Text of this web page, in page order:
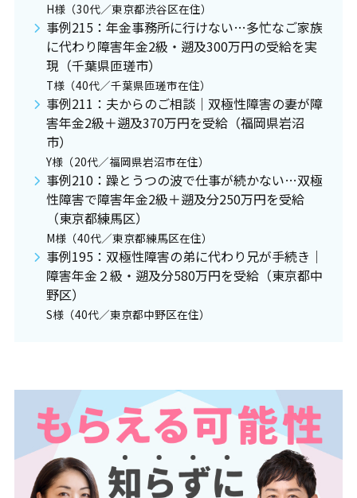
H様（30代／東京都渋谷区在住）
事例215：年金事務所に行けない…多忙なご家族
に代わり障害年金2級・遡及300万円の受給を実
現（千葉県匝瑳市）
T様（40代／千葉県匝瑳市在住）
事例211：夫からのご相談｜双極性障害の妻が障
害年金2級＋遡及370万円を受給（福岡県岩沼
市）
Y様（20代／福岡県岩沼市在住）
事例210：躁とうつの波で仕事が続かない…双極
性障害で障害年金2級＋遡及分250万円を受給
（東京都練馬区）
M様（40代／東京都練馬区在住）
事例195：双極性障害の弟に代わり兄が手続き｜
障害年金２級・遡及分580万円を受給（東京都中
野区）
S様（40代／東京都中野区在住）